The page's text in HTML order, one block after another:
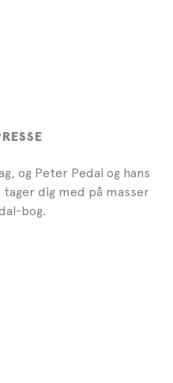
og Peter Pedal og hans
dig med på masser
bog.